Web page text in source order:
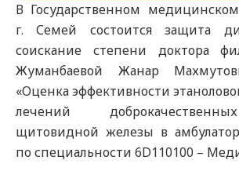
В Государственном
г. Семей состоится защита
соискание степени доктора
Жуманбаевой Жанар
«Оценка эффективности
лечений
щитовидной железы в
по специальности 6D110100 –